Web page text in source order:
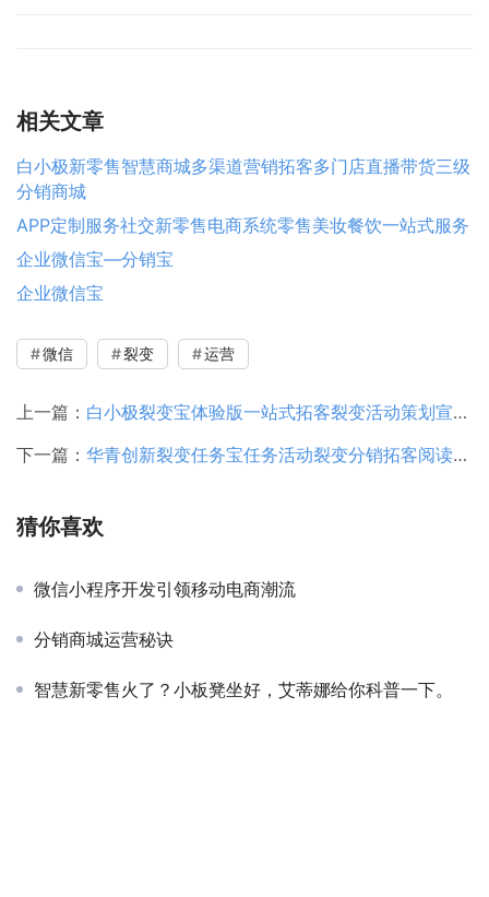
相关文章
白小极新零售智慧商城多渠道营销拓客多门店直播带货三级
分销商城
APP定制服务社交新零售电商系统零售美妆餐饮一站式服务
企业微信宝—分销宝
企业微信宝
微信 裂变 运营
上一篇： 白小极裂变宝体验版一站式拓客裂变活动策划宣传推广系统
下一篇： 华青创新裂变任务宝任务活动裂变分销拓客阅读有礼一站拓客
猜你喜欢
微信小程序开发引领移动电商潮流
分销商城运营秘诀
智慧新零售火了？小板凳坐好，艾蒂娜给你科普一下。